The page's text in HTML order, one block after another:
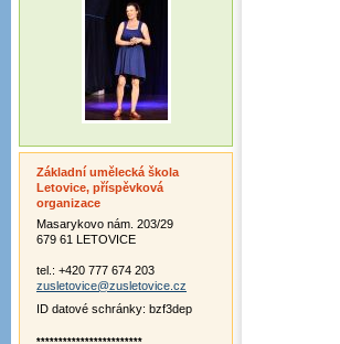
Základní umělecká škola
Letovice, příspěvková
organizace
Masarykovo nám. 203/29
679 61 LETOVICE
tel.: +420 777 674 203
zusletovice@zusletovice.cz
ID datové schránky: bzf3dep
************************